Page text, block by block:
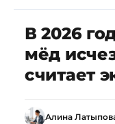
В 2026
мёд
считает
Алина